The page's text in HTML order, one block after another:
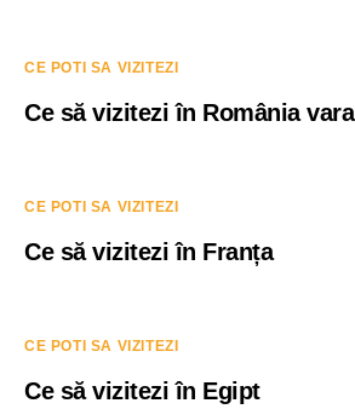
CE POTI SA VIZITEZI
Ce să vizitezi în România vara
CE POTI SA VIZITEZI
Ce să vizitezi în Franța
CE POTI SA VIZITEZI
Ce să vizitezi în Egipt